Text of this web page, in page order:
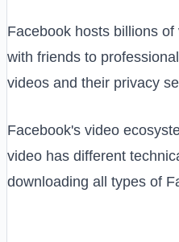
Facebook hosts billions
with friends to
videos and their privacy
Facebook's video
video has different
downloading all types of